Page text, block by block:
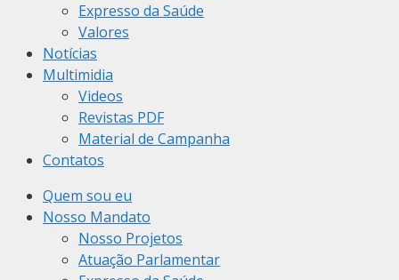
Expresso da Saúde
Valores
Notícias
Multimidia
Videos
Revistas PDF
Material de Campanha
Contatos
Quem sou eu
Nosso Mandato
Nosso Projetos
Atuação Parlamentar